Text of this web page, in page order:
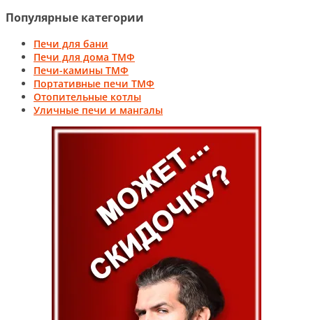
Популярные категории
Печи для бани
Печи для дома ТМФ
Печи-камины ТМФ
Портативные печи ТМФ
Отопительные котлы
Уличные печи и мангалы